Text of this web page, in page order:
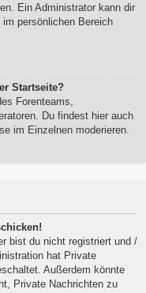
Ein Administrator kann dir
persönlichen Bereich
Startseite?
Forenteams,
Du findest hier auch
im Einzelnen moderieren.
bist du nicht registriert und /
hat Private
Außerdem könnte
Private Nachrichten zu